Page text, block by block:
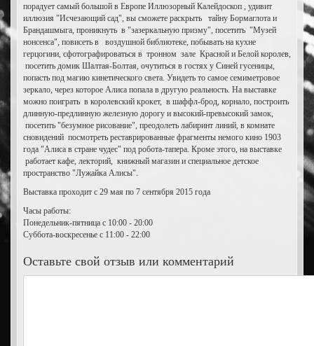
порадует самый большой в Европе Иллюзорный Калейдоскоп , удивит
иллюзия "Исчезающий сад", вы сможете раскрыть тайну Бормаглота и
Брандашмыга, проникнуть в "зазеркальную призму", посетить "Музей
нонсенса", повисеть в воздушной библиотеке, побывать на кухне
герцогини, сфотографироваться в тронном зале Красной и Белой королев,
посетить домик Шалтая-Болтая, очутиться в гостях у Синей гусеницы,
попасть под магию кинетического света. Увидеть то самое семиметровое
зеркало, через которое Алиса попала в другую реальность. На выставке
можно поиграть в королевский крокет, в шаффл-брод, корнало, построить
длинную-предлинную железную дорогу и высокий-превысокий замок,
посетить "безумное рисование", преодолеть лабиринт линий, в комнате
сновидений посмотреть реставрированные фрагменты немого кино 1903
года "Алиса в стране чудес" под робота-тапера. Кроме этого, на выставке
работает кафе, лекторий, книжный магазин и специальное детское
пространство "Лужайка Алисы".
Выставка проходит с 29 мая по 7 сентября 2015 года
Часы работы:
Понедельник-пятница с 10:00 - 20:00
Суббота-воскресенье с 11:00 - 22:00
Оставьте свой отзыв или комментарий